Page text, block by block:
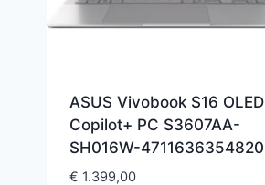
ASUS Vivobook S16 OLED
Copilot+ PC S3607AA-
SH016W-4711636354820
€ 1.399,00